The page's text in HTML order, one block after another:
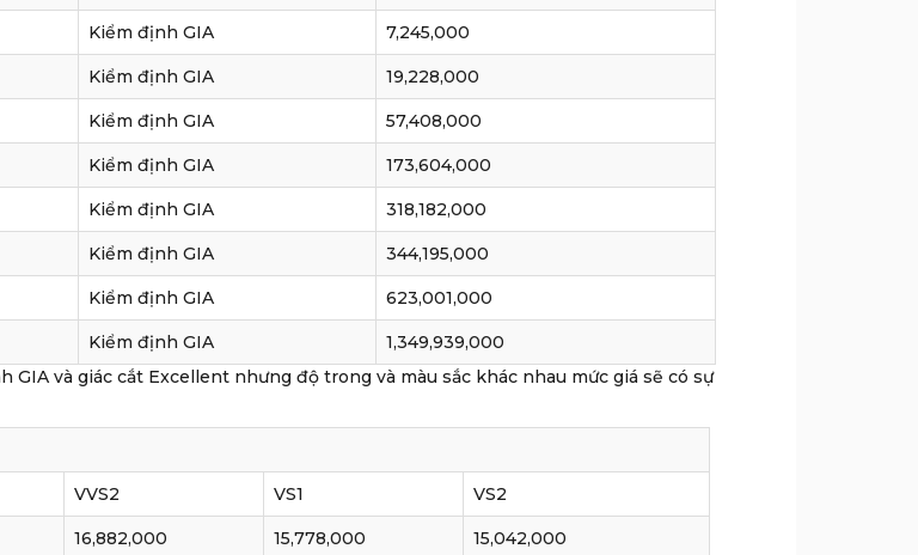
Kiểm định GIA 7,245,000
Kiểm định GIA 19,228,000
Kiểm định GIA 57,408,000
Kiểm định GIA 173,604,000
Kiểm định GIA 318,182,000
Kiểm định GIA 344,195,000
Kiểm định GIA 623,001,000
Kiểm định GIA
1,349,939,000
GIA và giác cắt Excellent nhưng độ trong và màu sắc khác nhau mức giá sẽ có sự
VVS2 VS1 VS2
16,882,000 15,778,000 15,042,000